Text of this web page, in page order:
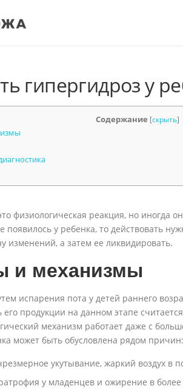
гипергидроз у
Содержание [скрыть]
физиологическая реакция, но иногда
появилось у ребенка, то действовать
изменений, а затем ее ликвидировать.
и механизмы
испарения пота у детей раннего
его продукции на данном этапе
механизм работает даже с
может быть обусловлена рядом причин:
укутывание, жаркий воздух в
у младенцев и ожирение в более